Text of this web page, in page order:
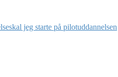
skal jeg starte på pilotuddannelsen